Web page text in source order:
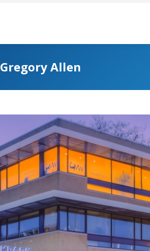
Gregory Allen